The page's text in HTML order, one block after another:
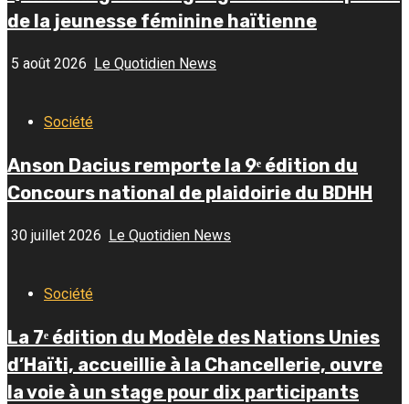
de la jeunesse féminine haïtienne
5 août 2026 Le Quotidien News
Société
Anson Dacius remporte la 9ᵉ édition du
Concours national de plaidoirie du BDHH
30 juillet 2026 Le Quotidien News
Société
La 7ᵉ édition du Modèle des Nations Unies
d’Haïti, accueillie à la Chancellerie, ouvre
la voie à un stage pour dix participants